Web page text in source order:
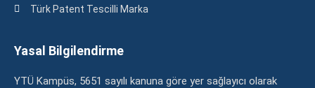
Türk Patent Tescilli Marka
Yasal Bilgilendirme
YTÜ Kampüs, 5651 sayılı kanuna göre yer sağlayıcı olarak